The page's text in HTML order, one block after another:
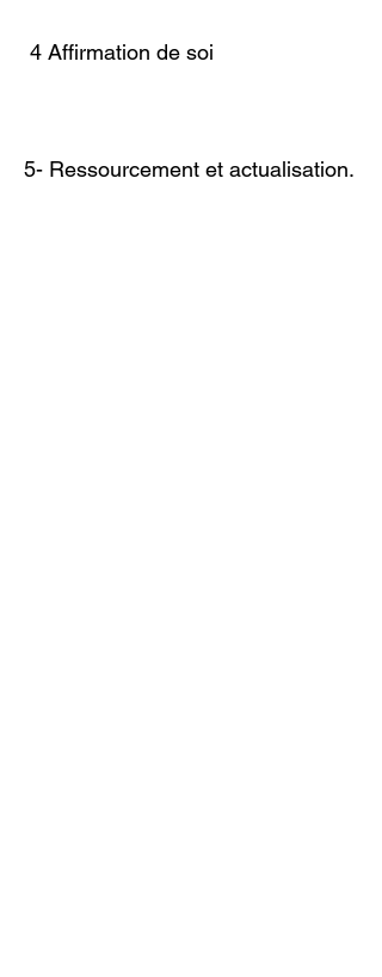
4 Affirmation de soi
5- Ressourcement et actualisation.